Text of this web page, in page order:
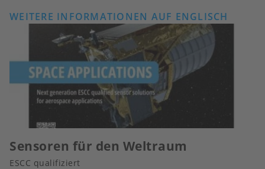
WEITERE INFORMATIONEN AUF ENGLISCH
Sensoren für den Weltraum
ESCC qualifiziert